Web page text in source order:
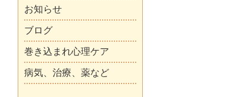
お知らせ
ブログ
巻き込まれ心理ケア
病気、治療、薬など